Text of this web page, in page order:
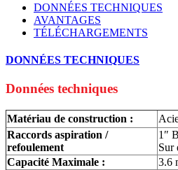
DONNÉES TECHNIQUES
AVANTAGES
TÉLÉCHARGEMENTS
DONNÉES TECHNIQUES
Données techniques
Matériau de construction :
Raccords aspiration /
refoulement
1″
Sur
Capacité Maximale :
3.6